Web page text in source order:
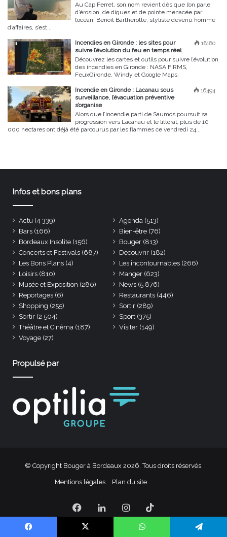
Au Cap Ferret, son nom revient dès que l’on parle
d’érosion, de digues et de pointe menacée par
l’océan. Benoît Bartherotte, styliste devenu homme
d’affaires, s’est...
18180
Incendies en Gironde : les sites pour
suivre l’évolution du feu en temps réel
Découvrez les cartes et outils pour suivre l’évolution
des incendies en Gironde : NASA FIRMS,
FeuxGironde, Windy et Google Maps.
16494
Incendie en Gironde : Lacanau sous
surveillance, l’évacuation préventive
s’organise
Alors que l’incendie parti de Saumos poursuit sa
progression vers Lacanau et le littoral, plus de 10
000 hectares ont déjà été parcourus par les flammes ce vendredi 24...
Infos et bons plans
Actu (4 339) Agenda (513)
Bars (166) Bien-être (76)
Bordeaux Insolite (156) Bouger (813)
Concerts et Festivals (687) Découvrir (182)
Les Bons Plans (4) Les incontournables (266)
Loisirs (810) Manger (623)
Musée et Exposition (280) News (5 876)
Reportages (6) Restaurants (446)
Shopping (255) Sortir (289)
Sortir (2 504) Sport (375)
Théâtre et Cinéma (187) Visiter (149)
Voyage (27)
Propulsé par
© Copyright Bouger à Bordeaux 2026. Tous droits réservés.
Mentions légales Plan du site
Facebook
LinkedinInstagram